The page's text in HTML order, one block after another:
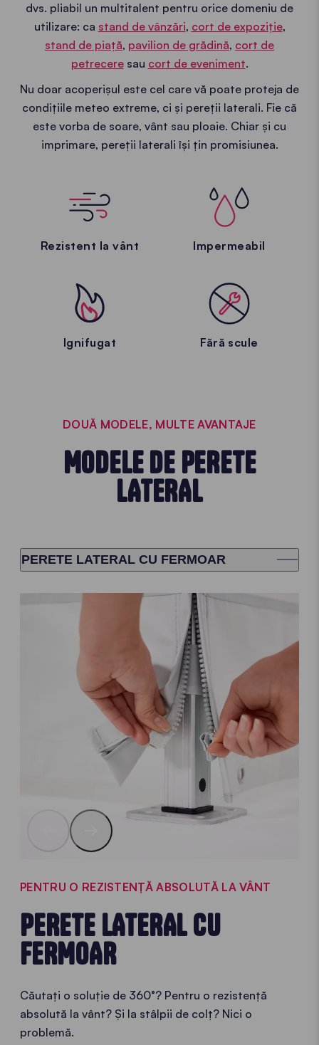
dvs. pliabil un multitalent pentru orice domeniu de
utilizare: ca stand de vânzări, cort de expoziție,
stand de piață, pavilion de grădină, cort de
petreceresau cort de eveniment.
Nu doar acoperișul este cel care vă poate proteja de
condițiile meteo extreme, ci și pereții laterali. Fie că
este vorba de soare, vânt sau ploaie. Chiar și cu
imprimare, pereții laterali își țin promisiunea.
Rezistent la vânt Impermeabil
Ignifugat Fără scule
DOUĂ MODELE, MULTE AVANTAJE
MODELE DE PERETE
LATERAL
PERETE LATERAL CU FERMOAR
PENTRU O REZISTENȚĂ ABSOLUTĂ LA VÂNT
PERETE LATERAL CU
FERMOAR
Căutați o soluție de 360°? Pentru o rezistență
absolută la vânt? Și la stâlpii de colț? Nici o
problemă.